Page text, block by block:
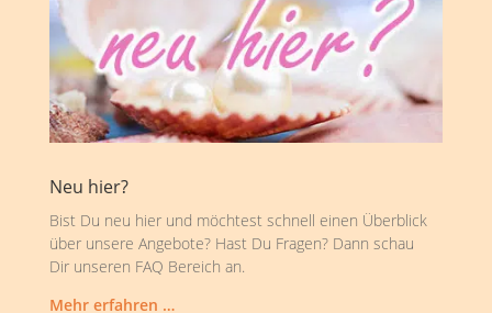
Neu hier?
Bist Du neu hier und möchtest schnell einen Überblick
über unsere Angebote? Hast Du Fragen? Dann schau
Dir unseren FAQ Bereich an.
Mehr erfahren …